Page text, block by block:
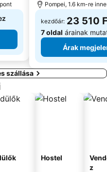
Funiculare di Mergellina
Pompei, 1.6 km-re
kezdőár: 23 510
7 oldal árainak
Árak
szállása
Hostel
z